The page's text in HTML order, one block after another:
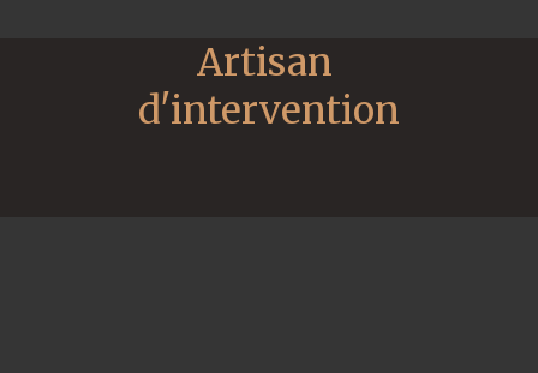
Artisan
d'intervention